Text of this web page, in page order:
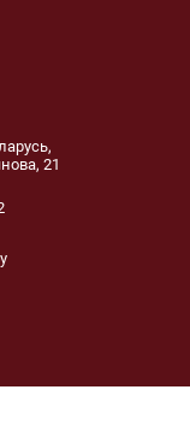
21